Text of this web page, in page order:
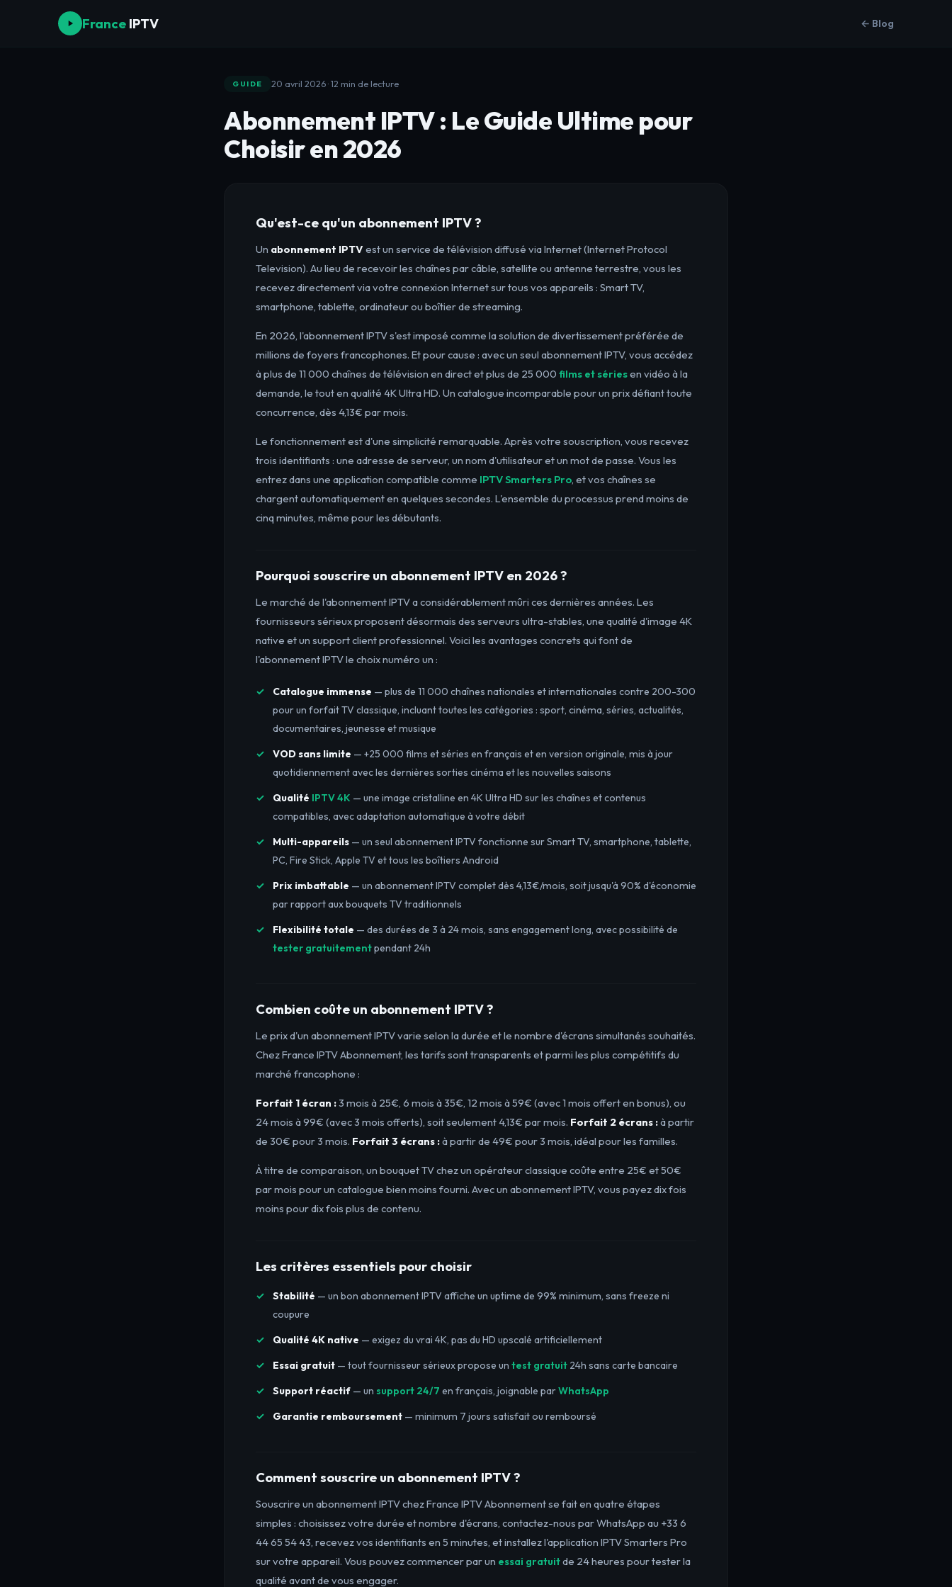
France IPTV ← Blog
GUIDE 20 avril 2026 · 12 min de lecture
Abonnement IPTV : Le Guide Ultime pour
Choisir en 2026
Qu'est-ce qu'un abonnement IPTV ?
Un abonnement IPTV est un service de télévision diffusé via Internet (Internet Protocol
Television). Au lieu de recevoir les chaînes par câble, satellite ou antenne terrestre, vous les
recevez directement via votre connexion Internet sur tous vos appareils : Smart TV,
smartphone, tablette, ordinateur ou boîtier de streaming.
En 2026, l'abonnement IPTV s'est imposé comme la solution de divertissement préférée de
millions de foyers francophones. Et pour cause : avec un seul abonnement IPTV, vous accédez
à plus de 11 000 chaînes de télévision en direct et plus de 25 000 films et sériesen vidéo à la
demande, le tout en qualité 4K Ultra HD. Un catalogue incomparable pour un prix défiant toute
concurrence, dès 4,13€ par mois.
Le fonctionnement est d'une simplicité remarquable. Après votre souscription, vous recevez
trois identifiants : une adresse de serveur, un nom d'utilisateur et un mot de passe. Vous les
entrez dans une application compatible comme IPTV Smarters Pro, et vos chaînes se
chargent automatiquement en quelques secondes. L'ensemble du processus prend moins de
cinq minutes, même pour les débutants.
Pourquoi souscrire un abonnement IPTV en 2026 ?
Le marché de l'abonnement IPTV a considérablement mûri ces dernières années. Les
fournisseurs sérieux proposent désormais des serveurs ultra-stables, une qualité d'image 4K
native et un support client professionnel. Voici les avantages concrets qui font de
l'abonnement IPTV le choix numéro un :
Catalogue immense — plus de 11 000 chaînes nationales et internationales contre 200-300
pour un forfait TV classique, incluant toutes les catégories : sport, cinéma, séries, actualités,
documentaires, jeunesse et musique
VOD sans limite — +25 000 films et séries en français et en version originale, mis à jour
quotidiennement avec les dernières sorties cinéma et les nouvelles saisons
Qualité IPTV 4K — une image cristalline en 4K Ultra HD sur les chaînes et contenus
compatibles, avec adaptation automatique à votre débit
Multi-appareils — un seul abonnement IPTV fonctionne sur Smart TV, smartphone, tablette,
PC, Fire Stick, Apple TV et tous les boîtiers Android
Prix imbattable — un abonnement IPTV complet dès 4,13€/mois, soit jusqu'à 90% d'économie
par rapport aux bouquets TV traditionnels
Flexibilité totale — des durées de 3 à 24 mois, sans engagement long, avec possibilité de
tester gratuitementpendant 24h
Combien coûte un abonnement IPTV ?
Le prix d'un abonnement IPTV varie selon la durée et le nombre d'écrans simultanés souhaités.
Chez France IPTV Abonnement, les tarifs sont transparents et parmi les plus compétitifs du
marché francophone :
Forfait 1 écran :3 mois à 25€, 6 mois à 35€, 12 mois à 59€ (avec 1 mois offert en bonus), ou
24 mois à 99€ (avec 3 mois offerts), soit seulement 4,13€ par mois. Forfait 2 écrans :à partir
de 30€ pour 3 mois. Forfait 3 écrans :à partir de 49€ pour 3 mois, idéal pour les familles.
À titre de comparaison, un bouquet TV chez un opérateur classique coûte entre 25€ et 50€
par mois pour un catalogue bien moins fourni. Avec un abonnement IPTV, vous payez dix fois
moins pour dix fois plus de contenu.
Les critères essentiels pour choisir
Stabilité — un bon abonnement IPTV affiche un uptime de 99% minimum, sans freeze ni
coupure
Qualité 4K native — exigez du vrai 4K, pas du HD upscalé artificiellement
Essai gratuit — tout fournisseur sérieux propose un test gratuit 24h sans carte bancaire
Support réactif — un support 24/7 en français, joignable parWhatsApp
Garantie remboursement — minimum 7 jours satisfait ou remboursé
Comment souscrire un abonnement IPTV ?
Souscrire un abonnement IPTV chez France IPTV Abonnement se fait en quatre étapes
simples : choisissez votre durée et nombre d'écrans, contactez-nous par WhatsApp au +33 6
44 65 54 43, recevez vos identifiants en 5 minutes, et installez l'application IPTV Smarters Pro
sur votre appareil. Vous pouvez commencer par un essai gratuitde 24 heures pour tester la
qualité avant de vous engager.